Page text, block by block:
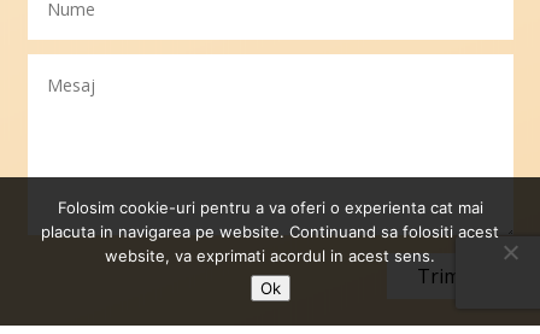
Trimite
Folosim cookie-uri pentru a va oferi o experienta cat mai
placuta in navigarea pe website. Continuand sa folositi acest
website, va exprimati acordul in acest sens.
Ok